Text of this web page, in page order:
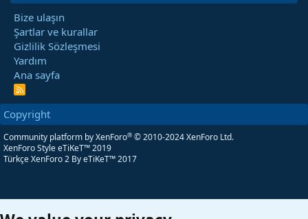
Bize ulaşın
Şartlar ve kurallar
Gizlilik Sözleşmesi
Yardım
Ana sayfa
R
S
Copyright
Community platform by XenForo® © 2010-2024 XenForo Ltd.
XenForo Style eTiKeT™ 2019
Türkçe XenForo 2 By eTiKeT™ 2017